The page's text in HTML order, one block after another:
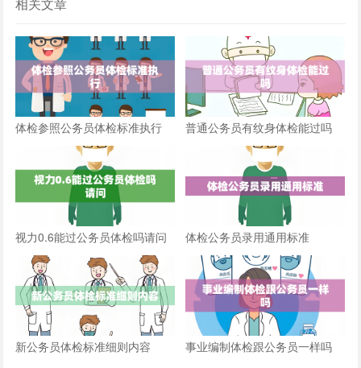
相关文章
体检参照公务员体检标准执行 普通公务员有纹身体检能过吗
视力0.6能过公务员体检吗请问 体检公务员录用通用标准
新公务员体检标准细则内容 事业编制体检跟公务员一样吗